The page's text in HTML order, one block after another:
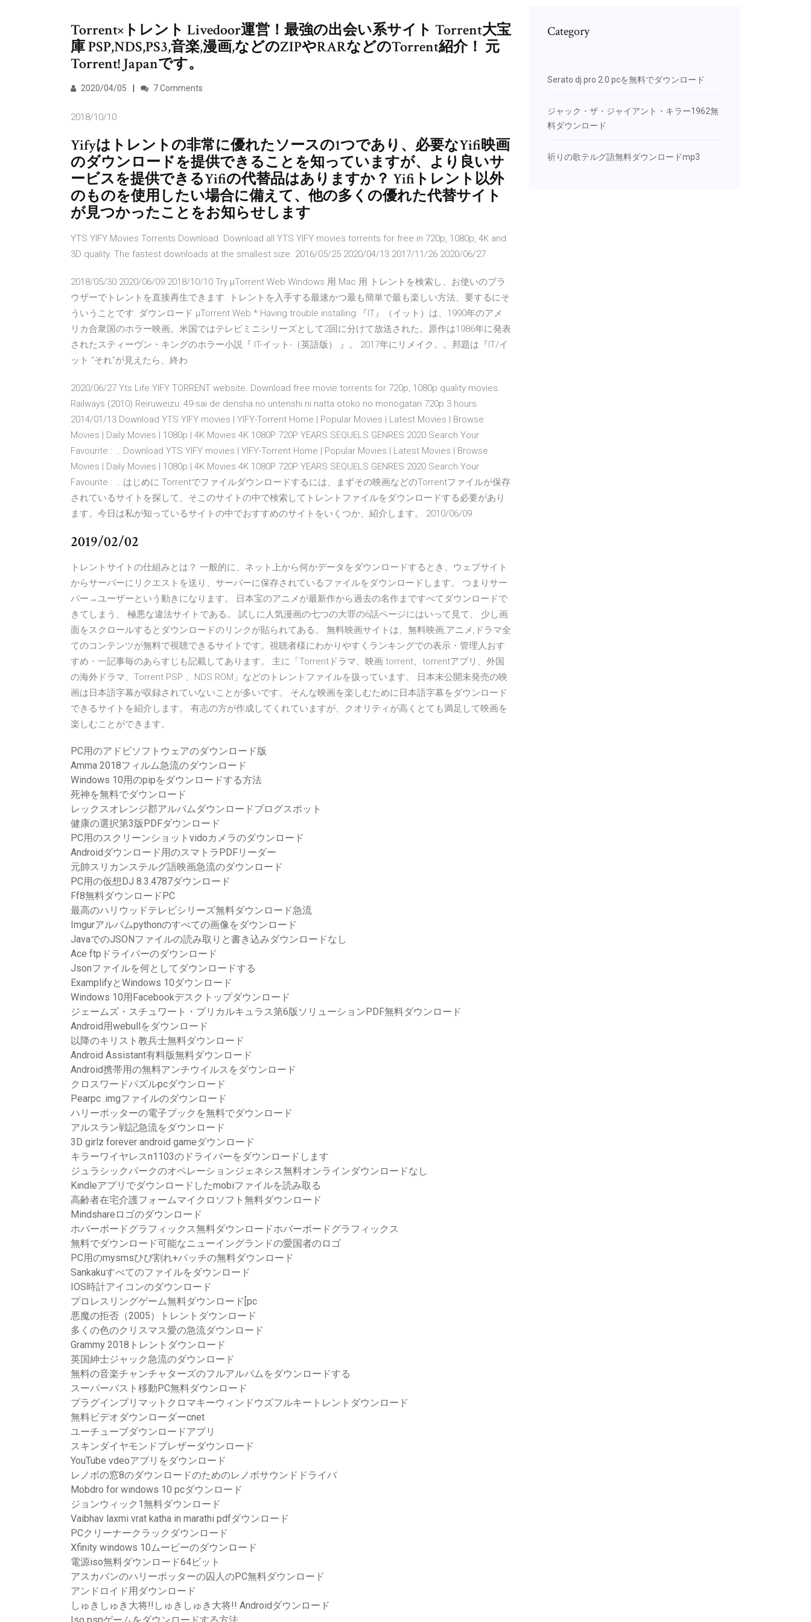
Torrent×トレント Livedoor運営！最強の出会い系サイト Torrent大宝
庫 PSP,NDS,PS3,音楽,漫画,などのZIPやRARなどのTorrent紹介！ 元
Torrent! Japanです。
2020/04/05 7 Comments
2018/10/10
Yifyはトレントの非常に優れたソースの1つであり、必要なYifi映画
のダウンロードを提供できることを知っていますが、より良いサ
ービスを提供できるYifiの代替品はありますか？ Yifiトレント以外
のものを使用したい場合に備えて、他の多くの優れた代替サイト
が見つかったことをお知らせします
YTS YIFY Movies Torrents Download. Download all YTS YIFY movies torrents for free in 720p, 1080p, 4K and
3D quality. The fastest downloads at the smallest size. 2016/05/25 2020/04/13 2017/11/26 2020/06/27
2018/05/30 2020/06/09 2018/10/10 Try µTorrent Web Windows 用 Mac 用 トレントを検索し、お使いのブラ
ウザーでトレントを直接再生できます. トレントを入手する最速かつ最も簡単で最も楽しい方法、要するにそ
ういうことです. ダウンロード µTorrent Web * Having trouble installing 『IT』（イット）は、1990年のアメ
リカ合衆国のホラー映画。米国ではテレビミニシリーズとして2回に分けて放送された。原作は1986年に発表
されたスティーヴン・キングのホラー小説『 IT-イット-（英語版） 』。 2017年にリメイク。。邦題は『IT/イ
ット “それ”が見えたら、終わ
2020/06/27 Yts Life YIFY TORRENT website. Download free movie torrents for 720p, 1080p quality movies.
Railways (2010) Reiruweizu: 49-sai de densha no untenshi ni natta otoko no monogatari 720p 3 hours
2014/01/13 Download YTS YIFY movies | YIFY-Torrent Home | Popular Movies | Latest Movies | Browse
Movies | Daily Movies | 1080p | 4K Movies 4K 1080P 720P YEARS SEQUELS GENRES 2020 Search Your
Favourite : … Download YTS YIFY movies | YIFY-Torrent Home | Popular Movies | Latest Movies | Browse
Movies | Daily Movies | 1080p | 4K Movies 4K 1080P 720P YEARS SEQUELS GENRES 2020 Search Your
Favourite : … はじめに Torrentでファイルダウンロードするには、まずその映画などのTorrentファイルが保存
されているサイトを探して、そこのサイトの中で検索してトレントファイルをダウンロードする必要があり
ます。今日は私が知っているサイトの中でおすすめのサイトをいくつか、紹介します。 2010/06/09
2019/02/02
トレントサイトの仕組みとは？ 一般的に、ネット上から何かデータをダウンロードするとき、ウェブサイト
からサーバーにリクエストを送り、サーバーに保存されているファイルをダウンロードします。 つまりサー
バー→ユーザーという動きになります。 日本宝のアニメが最新作から過去の名作まですべてダウンロードで
きてしまう、 極悪な違法サイトである。 試しに人気漫画の七つの大罪の6話ページにはいって見て、 少し画
面をスクロールするとダウンロードのリンクが貼られてある。 無料映画サイトは、無料映画,アニメ,ドラマ全
てのコンテンツが無料で視聴できるサイトです。視聴者様にわかりやすくランキングでの表示・管理人おす
すめ・一記事毎のあらすじも記載してあります。 主に「Torrentドラマ、映画 torrent、torrentアプリ、外国
の海外ドラマ、Torrent PSP 、NDS ROM」などのトレントファイルを扱っています。 日本未公開未発売の映
画は日本語字幕が収録されていないことが多いです。 そんな映画を楽しむために日本語字幕をダウンロード
できるサイトを紹介します。 有志の方が作成してくれていますが、クオリティが高くとても満足して映画を
楽しむことができます。
PC用のアドビソフトウェアのダウンロード版
Amma 2018フィルム急流のダウンロード
Windows 10用のpipをダウンロードする方法
死神を無料でダウンロード
レックスオレンジ郡アルバムダウンロードブログスポット
健康の選択第3版PDFダウンロード
PC用のスクリーンショットvidoカメラのダウンロード
Androidダウンロード用のスマトラPDFリーダー
元帥スリカンステルグ語映画急流のダウンロード
PC用の仮想DJ 8.3.4787ダウンロード
Ff8無料ダウンロードPC
最高のハリウッドテレビシリーズ無料ダウンロード急流
Imgurアルバムpythonのすべての画像をダウンロード
JavaでのJSONファイルの読み取りと書き込みダウンロードなし
Ace ftpドライバーのダウンロード
Jsonファイルを何としてダウンロードする
ExamplifyとWindows 10ダウンロード
Windows 10用Facebookデスクトップダウンロード
ジェームズ・スチュワート・プリカルキュラス第6版ソリューションPDF無料ダウンロード
Android用webullをダウンロード
以降のキリスト教兵士無料ダウンロード
Android Assistant有料版無料ダウンロード
Android携帯用の無料アンチウイルスをダウンロード
クロスワードパズルpcダウンロード
Pearpc .imgファイルのダウンロード
ハリーポッターの電子ブックを無料でダウンロード
アルスラン戦記急流をダウンロード
3D girlz forever android gameダウンロード
キラーワイヤレスn1103のドライバーをダウンロードします
ジュラシックパークのオペレーションジェネシス無料オンラインダウンロードなし
Kindleアプリでダウンロードしたmobiファイルを読み取る
高齢者在宅介護フォームマイクロソフト無料ダウンロード
Mindshareロゴのダウンロード
ホバーボードグラフィックス無料ダウンロードホバーボードグラフィックス
無料でダウンロード可能なニューイングランドの愛国者のロゴ
PC用のmysmsひび割れ+パッチの無料ダウンロード
Sankakuすべてのファイルをダウンロード
IOS時計アイコンのダウンロード
プロレスリングゲーム無料ダウンロード[pc
悪魔の拒否（2005）トレントダウンロード
多くの色のクリスマス愛の急流ダウンロード
Grammy 2018トレントダウンロード
英国紳士ジャック急流のダウンロード
無料の音楽チャンチャターズのフルアルバムをダウンロードする
スーパーバスト移動PC無料ダウンロード
プラグインプリマットクロマキーウィンドウズフルキートレントダウンロード
無料ビデオダウンローダーcnet
ユーチューブダウンロードアプリ
スキンダイヤモンドブレザーダウンロード
YouTube vdeoアプリをダウンロード
レノボの窓8のダウンロードのためのレノボサウンドドライバ
Mobdro for windows 10 pcダウンロード
ジョンウィック1無料ダウンロード
Vaibhav laxmi vrat katha in marathi pdfダウンロード
PCクリーナークラックダウンロード
Xfinity windows 10ムービーのダウンロード
電源iso無料ダウンロード64ビット
アスカバンのハリーポッターの囚人のPC無料ダウンロード
アンドロイド用ダウンロード
しゅきしゅき大将!!しゅきしゅき大将!! Androidダウンロード
Category
Serato dj pro 2.0 pcを無料でダウンロード
ジャック・ザ・ジャイアント・キラー1962無
料ダウンロード
祈りの歌テルグ語無料ダウンロードmp3